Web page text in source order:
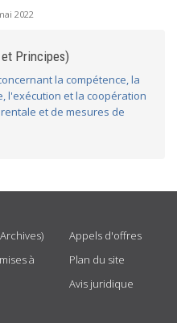
2022
Principes)
la compétence, la
l'exécution et la coopération
et de mesures de
à
Appels d'offres
Plan du site
Avis juridique